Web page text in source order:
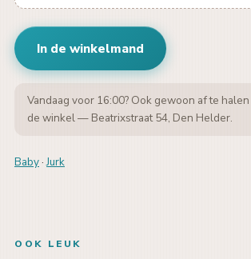
In de winkelmand
Vandaag voor 16:00? Ook gewoon af te
de winkel — Beatrixstraat 54, Den Helder.
Baby·Jurk
OOK LEUK